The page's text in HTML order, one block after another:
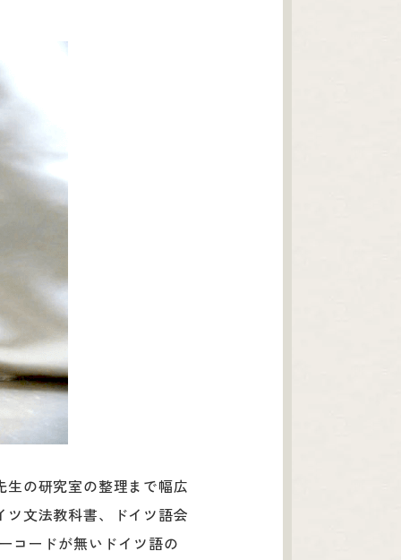
の研究室の整理まで幅広
文法教科書、ドイツ語会
コードが無いドイツ語の